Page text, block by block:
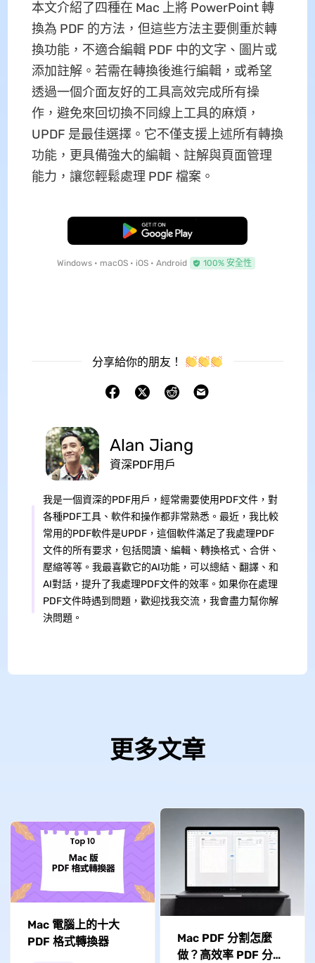
本文介紹了四種在 Mac 上將 PowerPoint 轉
換為 PDF 的方法，但這些方法主要側重於轉
換功能，不適合編輯 PDF 中的文字、圖片或
添加註解。若需在轉換後進行編輯，或希望
透過一個介面友好的工具高效完成所有操
作，避免來回切換不同線上工具的麻煩，
UPDF 是最佳選擇。它不僅支援上述所有轉換
功能，更具備強大的編輯、註解與頁面管理
能力，讓您輕鬆處理 PDF 檔案。
免費下載
Windows • macOS • iOS • Android 100% 安全性
分享給你的朋友！
Alan Jiang
資深PDF用戶
我是一個資深的PDF用戶，經常需要使用PDF文件，對
各種PDF工具、軟件和操作都非常熟悉。最近，我比較
常用的PDF軟件是UPDF，這個軟件滿足了我處理PDF
文件的所有要求，包括閱讀、編輯、轉換格式、合併、
壓縮等等。我最喜歡它的AI功能，可以總結、翻譯、和
AI對話，提升了我處理PDF文件的效率。如果你在處理
PDF文件時遇到問題，歡迎找我交流，我會盡力幫你解
決問題。
更多文章
Mac 電腦上的十大
PDF 格式轉換器
Mac PDF 分割怎麼
做？高效率 PDF 分割